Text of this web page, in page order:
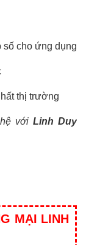
số cho ứng dụng
thị trường
hệ vớiLinh Duy
MẠI LINH